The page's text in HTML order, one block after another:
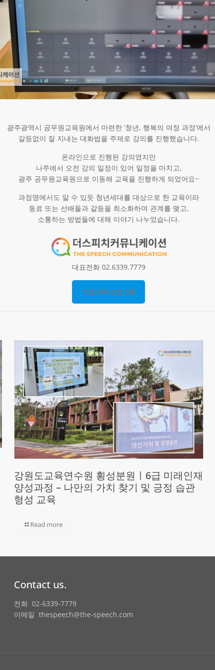
광주광역시 공무원교육원에서 마련한 ‘청년, 행복의 여정 과정’에서
갈등없이 잘 지내는 대화법을 주제로 강의를 진행했습니다.
온라인으로 진행된 강의였지만
나주에서 오전 강의 일정이 있어 일정을 마치고,
광주 공무원교육원으로 이동해 교육을 진행하게 되었어요~
과정명에서도 알 수 있듯 청년세대를 대상으로 한 교육이라
동료 또는 선배들과 갈등을 최소화하며 관계를 맺고,
소통하는 방법들에 대해 이야기 나누었습니다.
대표전화 02.6339.7779
기업교육 프로그램
강원도교육연수원 횡성분원ㅣ6급 미래인재
양성과정 – 나만의 가치 찾기 및 긍정 습관
형성 교육
Read more
Contact us.
전화 02-6339-7779
이메일 thespeech@the-speech.com